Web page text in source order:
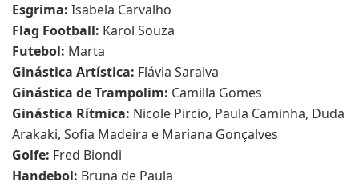
Esgrima: Isabela Carvalho
Flag Football: Karol Souza
Futebol: Marta
Ginástica Artística: Flávia Saraiva
Ginástica de Trampolim: Camilla Gomes
Ginástica Rítmica: Nicole Pircio, Paula Caminha, Duda
Arakaki, Sofia Madeira e Mariana Gonçalves
Golfe: Fred Biondi
Handebol: Bruna de Paula